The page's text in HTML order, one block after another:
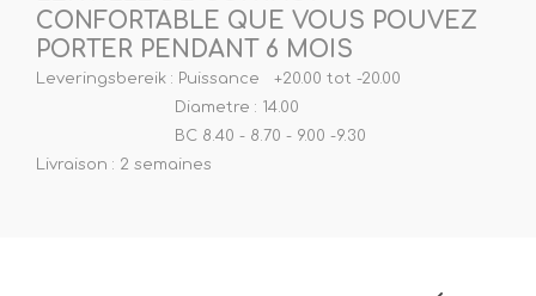
CONFORTABLE QUE VOUS POUVEZ
PORTER PENDANT 6 MOIS
Leveringsbereik : Puissance +20.00 tot -20.00
Diametre : 14.00
BC 8.40 - 8.70 - 9.00 -9.30
Livraison : 2 semaines